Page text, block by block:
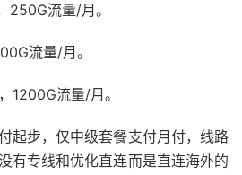
250G流量/月。
流量/月。
1200G流量/月。
起步，仅中级套餐支付月付，线路
有专线和优化直连而是直连海外的